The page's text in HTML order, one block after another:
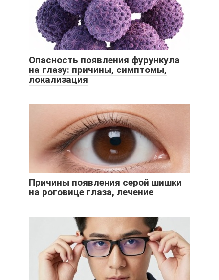
Опасность появления фурункула
на глазу: причины, симптомы,
локализация
Причины появления серой шишки
на роговице глаза, лечение